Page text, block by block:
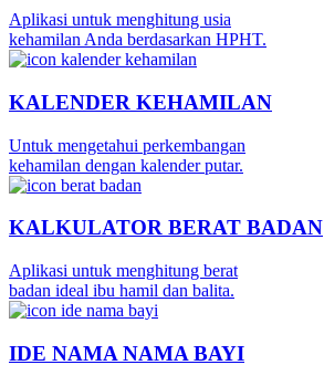
Aplikasi untuk menghitung usia
kehamilan Anda berdasarkan HPHT.
KALENDER KEHAMILAN
Untuk mengetahui perkembangan
kehamilan dengan kalender putar.
KALKULATOR BERAT BADAN
Aplikasi untuk menghitung berat
badan ideal ibu hamil dan balita.
IDE NAMA NAMA BAYI